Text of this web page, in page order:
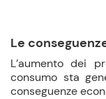
Le
L’aumento dei
consumo sta
conseguenze